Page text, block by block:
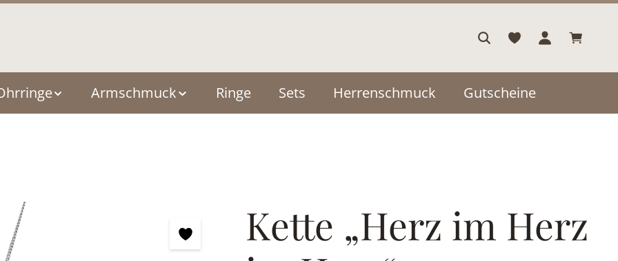
Armschmuck Ringe Sets Herrenschmuck Gutscheine
Kette „Herz im Herz